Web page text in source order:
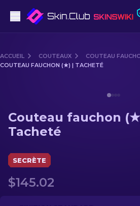
Milieu de gamme
Fusils de Précision
Gants
ACCUEIL COUTEAUX
COUTEAU
COUTEAU FAUCHON (★) | TACHETÉ
Couteau fauchon
Tacheté
SECRÈTE
$145.02